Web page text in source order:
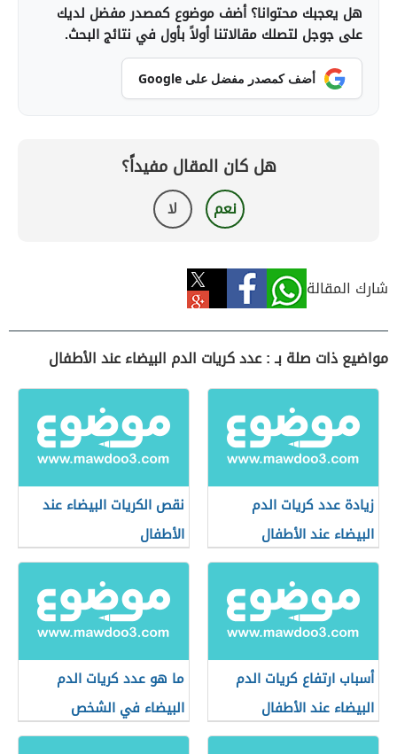
هل يعجبك محتوانا؟ أضف موضوع كمصدر مفضل لديك
على جوجل لتصلك مقالاتنا أولاً بأول في نتائج البحث.
أضف كمصدر مفضل على Google
هل كان المقال مفيداً؟
نعم لا
شارك المقالة
مواضيع ذات صلة بـ : عدد كريات الدم البيضاء عند الأطفال
زيادة عدد كريات الدم
البيضاء عند الأطفال
نقص الكريات البيضاء عند
الأطفال
أسباب ارتفاع كريات الدم
البيضاء عند الأطفال
ما هو عدد كريات الدم
البيضاء في الشخص
الطبيعي